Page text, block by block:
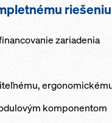
riešeniu
zariadenia
komponentom